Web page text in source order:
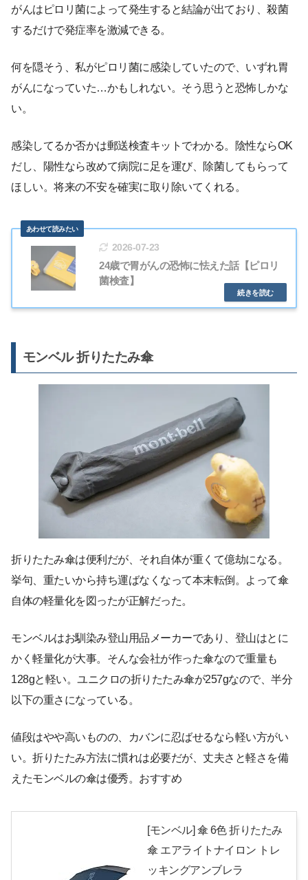
がんはピロリ菌によって発生すると結論が出ており、殺菌
するだけで発症率を激減できる。
何を隠そう、私がピロリ菌に感染していたので、いずれ胃
がんになっていた…かもしれない。そう思うと恐怖しかな
い。
感染してるか否かは郵送検査キットでわかる。陰性ならOK
だし、陽性なら改めて病院に足を運び、除菌してもらって
ほしい。将来の不安を確実に取り除いてくれる。
2026-07-23
24歳で胃がんの恐怖に怯えた話【ピロリ
菌検査】
モンベル 折りたたみ傘
折りたたみ傘は便利だが、それ自体が重くて億劫になる。
挙句、重たいから持ち運ばなくなって本末転倒。よって傘
自体の軽量化を図ったが正解だった。
モンベルはお馴染み登山用品メーカーであり、登山はとに
かく軽量化が大事。そんな会社が作った傘なので重量も
128gと軽い。ユニクロの折りたたみ傘が257gなので、半分
以下の重さになっている。
値段はやや高いものの、カバンに忍ばせるなら軽い方がい
い。折りたたみ方法に慣れは必要だが、丈夫さと軽さを備
えたモンベルの傘は優秀。おすすめ
[モンベル] 傘 6色 折りたたみ
傘 エアライトナイロン トレ
ッキングアンブレラ